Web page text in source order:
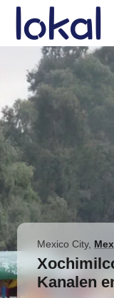
Skip to main content
Mexico City,
Kanalen